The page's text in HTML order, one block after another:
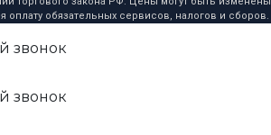
оплату обязательных сервисов, налогов и сборов.
звонок
звонок